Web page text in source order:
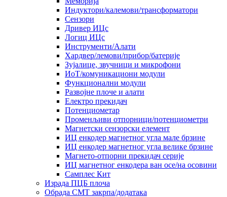
Индуктори/калемови/трансформатори
Сензори
Дривер ИЦс
Логиц ИЦс
Инструменти/Алати
Хардвер/лемови/прибор/батерије
Зујалице, звучници и микрофони
ИоТ/комуникациони модули
Функционални модули
Развојне плоче и алати
Електро прекидач
Потенциометар
Променљиви отпорници/потенциометри
Магнетски сензорски елемент
ИЦ енкодер магнетног угла мале брзине
ИЦ енкодер магнетног угла велике брзине
Магнето-отпорни прекидач серије
ИЦ магнетног енкодера ван осе/на осовини
Самплес Кит
Израда ПЦБ плоча
Обрада СМТ закрпа/додатака